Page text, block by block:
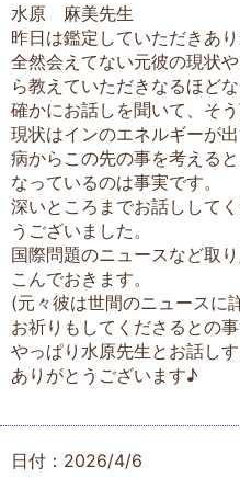
水原 麻美先生
昨日は鑑定していただきあ
全然会えてない元彼の現状
ら教えていただきなるほどな
確かにお話しを聞いて、そ
現状はインのエネルギーが
病からこの先の事を考える
なっているのは事実です。
深いところまでお話しして
うございました。
国際問題のニュースなど取
こんでおきます。
(元々彼は世間のニュースに
お祈りもしてくださるとの
やっぱり水原先生とお話し
ありがとうございます♪
日付：2026/4/6